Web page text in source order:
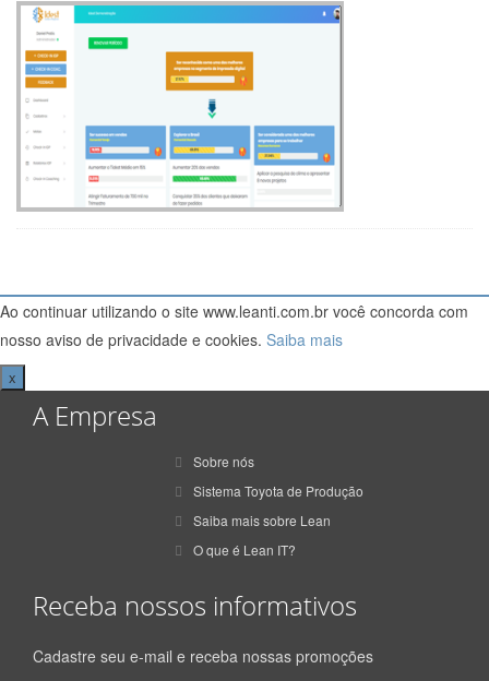
Ao continuar utilizando o site www.leanti.com.br você concorda com
nosso aviso de privacidade e cookies. Saiba mais
x
A Empresa
Sobre nós
Sistema Toyota de Produção
Saiba mais sobre Lean
O que é Lean IT?
Receba nossos informativos
Cadastre seu e-mail e receba nossas promoções